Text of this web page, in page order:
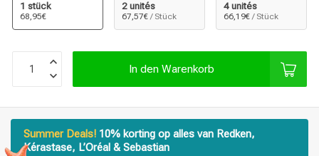
Stylingprodukte Haarfärbung
1 stück
68,95€
2 unités
67,57€ / Stück
4 unités
66,19€ / Stück
In den Warenkorb
Summer Deals! 10% korting op alles van Redken,
Kérastase, L’Oréal & Sebastian